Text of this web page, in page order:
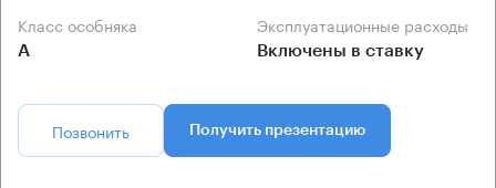
Класс особняка
А
Эксплуатационные расходы
Включены в ставку
Позвонить Получить презентацию